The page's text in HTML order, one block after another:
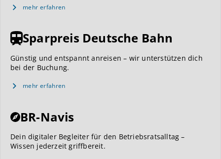
mehr erfahren
Sparpreis Deutsche Bahn
Günstig und entspannt anreisen – wir unterstützen dich
bei der Buchung.
mehr erfahren
BR-Navis
Dein digitaler Begleiter für den Betriebsratsalltag –
Wissen jederzeit griffbereit.